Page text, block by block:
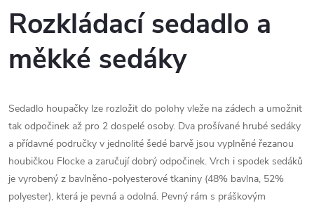
Rozkládací sedadlo a
měkké sedáky
Sedadlo houpačky lze rozložit do polohy vleže na zádech a umožnit
tak odpočinek až pro 2 dospelé osoby. Dva prošívané hrubé sedáky
a přídavné područky v jednolité šedé barvě jsou vyplněné řezanou
houbičkou Flocke a zaručují dobrý odpočinek. Vrch i spodek sedáků
je vyrobený z bavlněno-polyesterové tkaniny (48% bavlna, 52%
polyester), která je pevná a odolná. Pevný rám s práškovým